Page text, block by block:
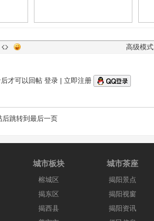
高级模式
才可以回帖 登录| 立即注册
后跳转到最后一页
城市板块
榕城区
揭东区
揭西县
城市茶座
揭阳景点
揭阳视窗
揭阳资讯